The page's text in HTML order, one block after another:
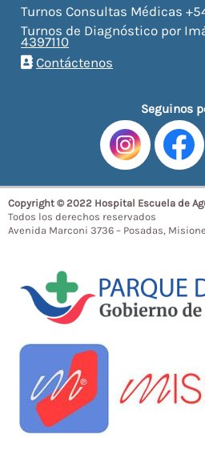
Turnos Consultas Médicas
Turnos de Diagnóstico por
4397110
Contáctenos
Seguinos
Copyright © 2022 Hospital Escuela de
Todos los derechos reservados
Avenida Marconi 3736 – Posadas,